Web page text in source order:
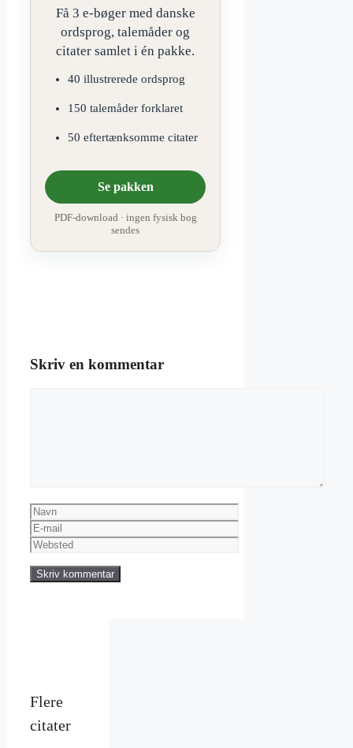
Få 3 e-bøger med danske
ordsprog, talemåder og
citater samlet i én pakke.
40 illustrerede ordsprog
150 talemåder forklaret
50 eftertænksomme citater
Se pakken
PDF-download · ingen fysisk bog
sendes
Skriv en kommentar
Navn
E-
mail
Websted
Flere
citater